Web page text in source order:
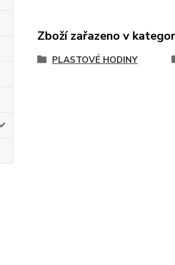
Zboží zařazeno v
PLASTOVÉ HODINY